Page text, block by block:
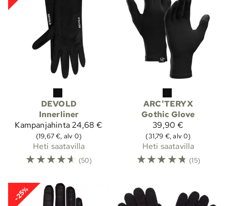
DEVOLD
Innerliner
Kampanjahinta24,68 €
(19,67 €, alv 0)
Heti saatavilla
☆☆☆☆☆ (50)
ARC'TERYX
Gothic Glove
39,90 €
(31,79 €, alv 0)
Heti saatavilla
☆☆☆☆☆ (15)
-25%